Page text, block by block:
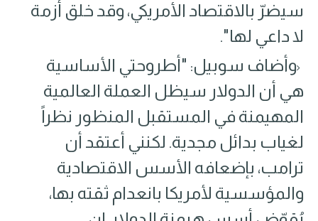
سيضرّ بالاقتصاد الأمريكي، وقد خلق أزمة
لا داعي لها".
وأضاف سوبيل: "أطروحتي الأساسية
هي أن الدولار سيظل العملة العالمية
المهيمنة في المستقبل المنظور نظراً
لغياب بدائل مجدية. لكنني أعتقد أن
ترامب، بإضعافه الأسس الاقتصادية
والمؤسسية لأمريكا بانعدام ثقته بها،